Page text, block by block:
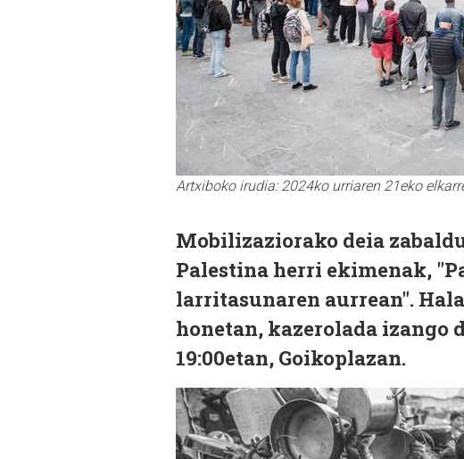
Artxiboko irudia: 2024ko urriaren 21eko
Mobilizaziorako deia
Palestina herri ekimenak,
larritasunaren aurrean".
honetan, kazerolada izango
19:00etan, Goikoplazan.